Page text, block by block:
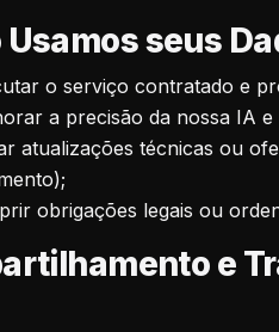
Usamos seus
o serviço contratado e
a precisão da nossa IA
atualizações técnicas ou
obrigações legais ou
e